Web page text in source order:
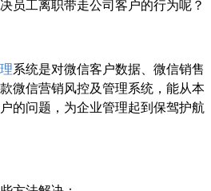
员工离职带走公司客户的行为呢？
系统是对微信客户数据、微信销售
微信营销风控及管理系统，能从本
的问题，为企业管理起到保驾护航